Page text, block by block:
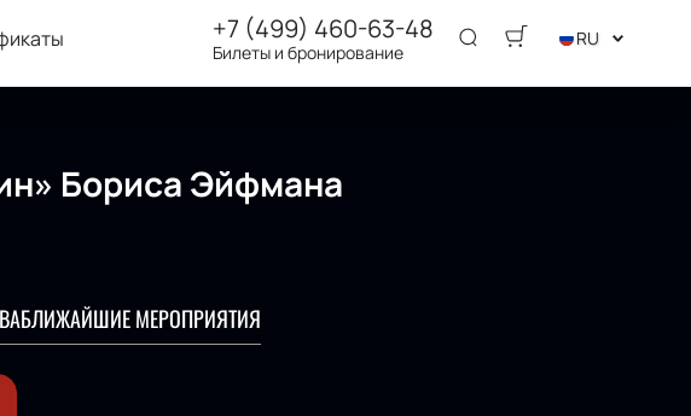
+7 (499) 460-63-48
Билеты и бронирование
RU
Бориса Эйфмана
БЛИЖАЙШИЕ МЕРОПРИЯТИЯ